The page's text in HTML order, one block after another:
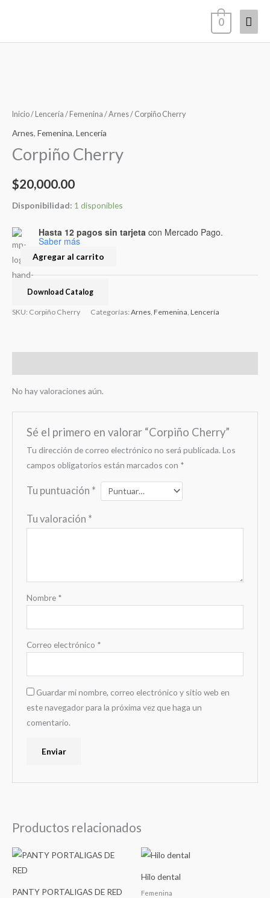
0
Inicio/ Lencería / Femenina /Arnes/ Corpiño Cherry
Arnes, Femenina, Lencería
Corpiño Cherry
$20,000.00
Disponibilidad: 1 disponibles
Hasta 12 pagos sin tarjeta con Mercado Pago.
Saber más
cantidad
Agregar al carrito
Download Catalog
SKU: Corpiño Cherry Categorías: Arnes Femenina Lencería
No hay valoraciones aún.
Sé el primero en valorar “Corpiño Cherry”
Tu dirección de correo electrónico no será publicada. Los
campos obligatorios están marcados con *
Tu puntuación *
Tu valoración *
Nombre *
Correo electrónico *
Guardar mi nombre, correo electrónico y sitio web en
este navegador para la próxima vez que haga un
comentario.
Productos relacionados
PANTY PORTALIGAS DE RED
Hilo dental
Femenina